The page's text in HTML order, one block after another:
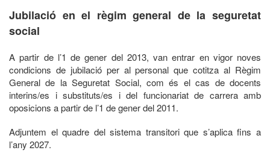
Jubilació en el règim general de la seguretat
social
A partir de l’1 de gener del 2013, van entrar en vigor noves
condicions de jubilació per al personal que cotitza al Règim
General de la Seguretat Social, com és el cas de docents
interins/es i substituts/es i del funcionariat de carrera amb
oposicions a partir de l’1 de gener del 2011.
Adjuntem el quadre del sistema transitori que s’aplica fins a
l’any 2027.